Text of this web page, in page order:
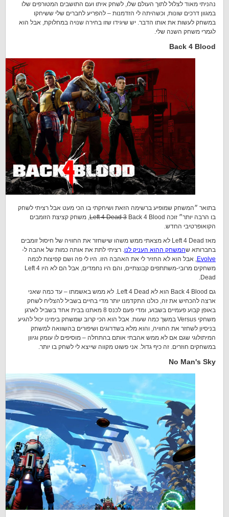
נהניתי מאוד לצלול לתוך העולם שלו, לשחק איתו ועם התושבים המטורפים שלו
במגוון דרכים שונות, וכשהיתה לי הזדמנות – להפריע לחברים שלי ששיחקו
במשחק לעשות את אותו הדבר. יש שיגידו שזו בחירה שנויה במחלוקת, אבל הוא
לגמרי משחק השנה שלי.
Back 4 Blood
בתואר ״המשחק שמופיע ברשימה הזאת ושיחקתי בו הכי מעט אבל רציתי לשחק
בו הרבה יותר״ זוכה
Left 4 Dead 3Back 4 Blood, משחק קציצת הזומבים
הקואופרטיבי החדש.
מאז Left 4 Dead לא מצאתי ממש משהו שישחזר את החוויה של חיסול זומבים
בחברותא שהמשחק ההוא העניק לנו. רציתי לתת את אותה כמות של אהבה ל-
Evolve, אבל הוא לא החזיר לי את האהבה הזו. היו לי פה ושם קפיצות לכמה
משחקים מרובי-משתתפים קבוצתיים, והם היו נחמדים, אבל הם לא היו Left 4
Dead.
גם Back 4 Blood הוא לא Left 4 Dead. לא ממש באשמתו – עד כמה שאני
ארצה להכחיש את זה, כולנו התקדמנו יותר מדי בחיים בשביל להצליח לשחק
באופן קבוע פעמיים בשבוע, ומדי פעם לכנס 8 מאתנו בבית אחד בשביל לארגן
משחקי Versus במשך כמה שעות. אבל הוא הכי קרוב שמשחק בימינו יכול להגיע
בניסיון לשחזר את החוויה, והוא מלא בשדרוגים ושיפורים בהשוואה למשחק
המיתולוגי שגם אם לא ממש אהבתי אותם בהתחלה – מוסיפים לו עומק וגיוון
במשחקים חוזרים. זה כיף גדול. אני פשוט מקווה שייצא לי לשחק בו יותר.
No Man's Sky